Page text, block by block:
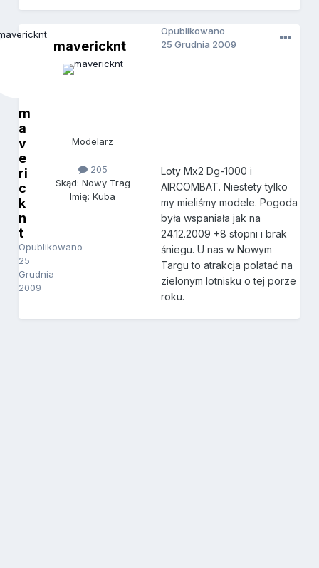
m
a
v
e
ri
c
k
n
t
Opublikowano
25
Grudnia
2009
mavericknt
Modelarz
205
Skąd: Nowy Trag
Imię: Kuba
Opublikowano
25 Grudnia 2009
Loty Mx2 Dg-1000 i
AIRCOMBAT. Niestety tylko
my mieliśmy modele. Pogoda
była wspaniała jak na
24.12.2009 +8 stopni i brak
śniegu. U nas w Nowym
Targu to atrakcja polatać na
zielonym lotnisku o tej porze
roku.